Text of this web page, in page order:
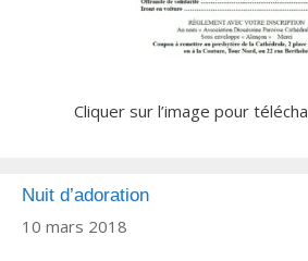
Cliquer sur l’image pour
Nuit d’adoration
10 mars 2018